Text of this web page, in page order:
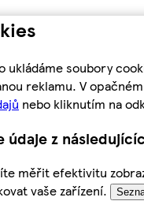
ukládáme soubory
reklamu. V
nebo kliknutím na
údaje z
měřit efektivitu
vaše zařízení.